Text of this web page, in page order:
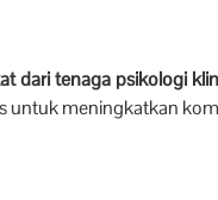
dari tenaga psikologi
untuk meningkatkan